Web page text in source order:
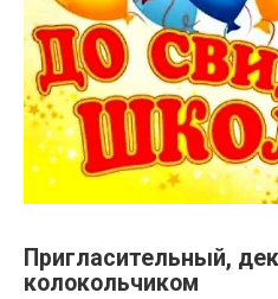
Пригласительный,
колокольчиком